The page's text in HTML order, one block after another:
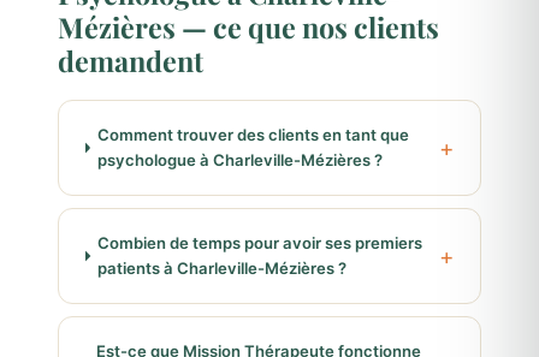
Mézières — ce que nos clients
demandent
Comment trouver des clients en tant que
psychologue à Charleville-Mézières ?
Combien de temps pour avoir ses premiers
patients à Charleville-Mézières ?
Est-ce que Mission Thérapeute fonctionne